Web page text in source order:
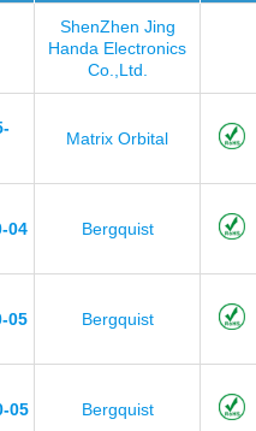
ShenZhen Jing
Handa Electronics
Co.,Ltd.
Matrix Orbital
04 Bergquist
05 Bergquist
05 Bergquist